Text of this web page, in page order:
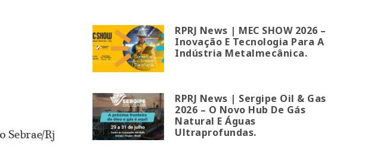
RPRJ News | MEC SHOW 2026 –
Inovação E Tecnologia Para A
Indústria Metalmecânica.
RPRJ News | Sergipe Oil & Gas
2026 – O Novo Hub De Gás
Natural E Águas
Ultraprofundas.